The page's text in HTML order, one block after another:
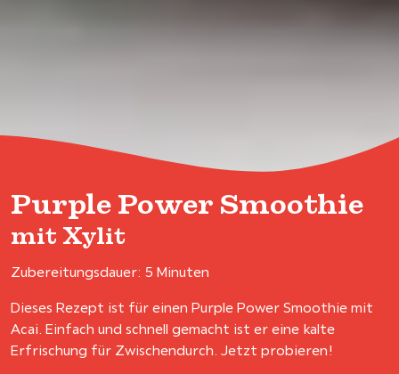
Purple Power Smoothie
mit Xylit
Zubereitungsdauer: 5 Minuten
Dieses Rezept ist für einen Purple Power Smoothie mit
Acai. Einfach und schnell gemacht ist er eine kalte
Erfrischung für Zwischendurch. Jetzt probieren!